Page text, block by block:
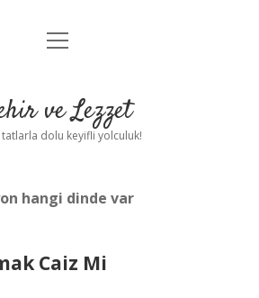
Anasayfa
Yasal Uyarı
menüyü
ve Lezzet
dolu keyifli yolculuk!
hangi dinde var
Caiz Mi